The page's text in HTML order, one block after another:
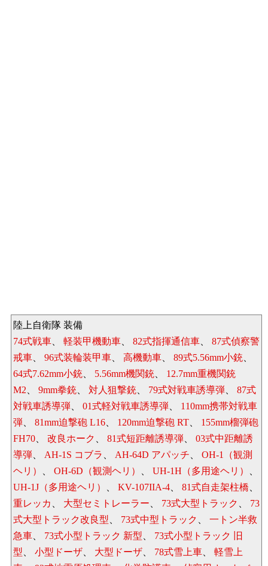
陸上自衛隊 装備
74式戦車
軽装甲機動車 82式指揮通信車
87式偵察警
戒車
96式装輪装甲車 高機動車 89式5.56mm小銃
64式7.62mm小銃
5.56mm機関銃
12.7mm重機関銃
M2
9mm拳銃 対人狙撃銃 79式対戦車誘導弾
87式
対戦車誘導弾
01式軽対戦車誘導弾
110mm携帯対戦車
弾
81mm迫撃砲 L16 120mm迫撃砲 RT
155mm榴弾砲
FH70
改良ホーク 81式短距離誘導弾
03式中距離誘
導弾
AH-1S コブラ AH-64D アパッチ
OH-1（観測
ヘリ）
OH-6D（観測ヘリ） UH-1H（多用途ヘリ）
UH-1J（多用途ヘリ）
KV-107IIA-4 81式自走架柱橋
重レッカ
大型セミトレーラー 73式大型トラック
73
式大型トラック改良型
73式中型トラック
一トン半救
急車
73式小型トラック 新型
73式小型トラック 旧
型
小型ドーザ 大型ドーザ 78式雪上車
軽雪上